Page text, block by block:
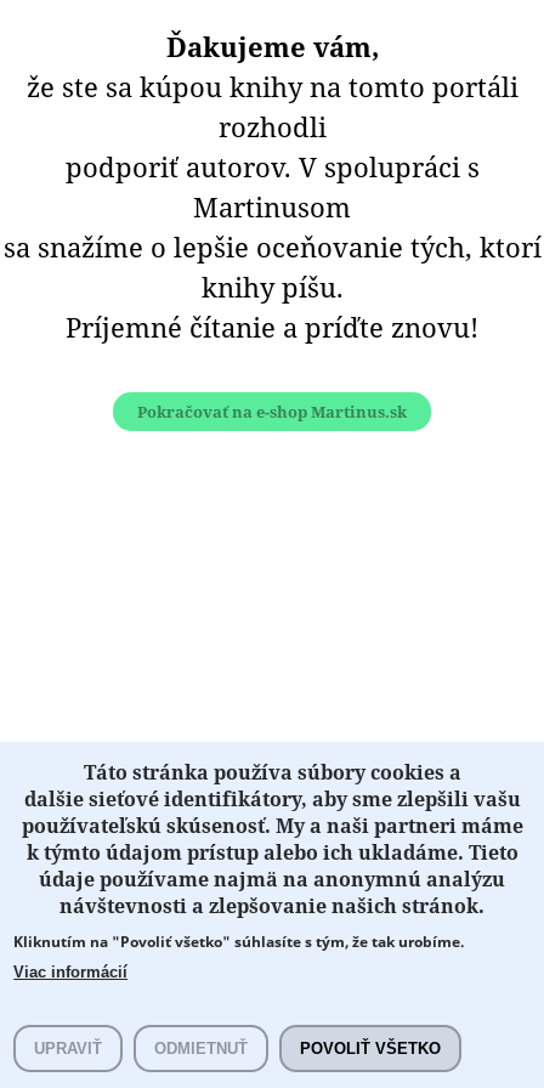
Ďakujeme vám,
že ste sa kúpou knihy na tomto portáli
rozhodli
podporiť autorov. V spolupráci s
Martinusom
sa snažíme o lepšie oceňovanie tých, ktorí
knihy píšu.
Príjemné čítanie a príďte znovu!
Pokračovať na e-shop Martinus.sk
Táto stránka používa súbory cookies a
dalšie sieťové identifikátory, aby sme zlepšili vašu
používateľskú skúsenosť. My a naši partneri máme
k týmto údajom prístup alebo ich ukladáme. Tieto
údaje používame najmä na anonymnú analýzu
návštevnosti a zlepšovanie našich stránok.
Kliknutím na "Povoliť všetko" súhlasíte s tým, že tak urobíme.
Viac informácií
UPRAVIŤ ODMIETNUŤ POVOLIŤ VŠETKO